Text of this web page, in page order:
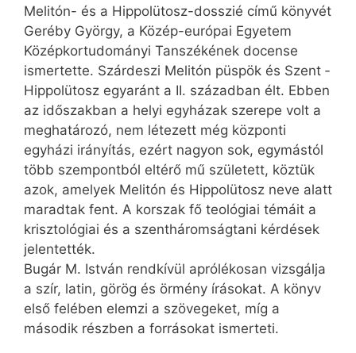
Melitón- és a Hippolütosz-dosszié című könyvét
Geréby György, a Közép-európai Egyetem
Középkortudományi Tanszékének docense
ismertette. Szárdeszi Melitón püspök és Szent ­
Hippolütosz egyaránt a II. században élt. Ebben
az időszakban a helyi egyházak szerepe volt a
meghatározó, nem létezett még központi
egyházi irányítás, ezért nagyon sok, egymástól
több szempontból eltérő mű született, köztük
azok, amelyek Melitón és Hip­polütosz neve alatt
maradtak fent. A korszak fő teológiai témáit a
krisztológiai és a szentháromságtani kérdések
jelentették.
Bugár M. István rendkívül aprólékosan vizsgálja
a szír, latin, görög és örmény írásokat. A könyv
első felében elemzi a szövegeket, míg a
második részben a forrásokat ismerteti.